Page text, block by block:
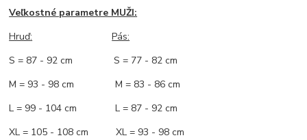
Veľkostné parametre MUŽI:
Hruď:
Pás:
S = 87 - 92 cm S = 77 - 82 cm
M = 93 - 98 cm M = 83 - 86 cm
L = 99 - 104 cm L = 87 - 92 cm
XL = 105 - 108 cm XL = 93 - 98 cm